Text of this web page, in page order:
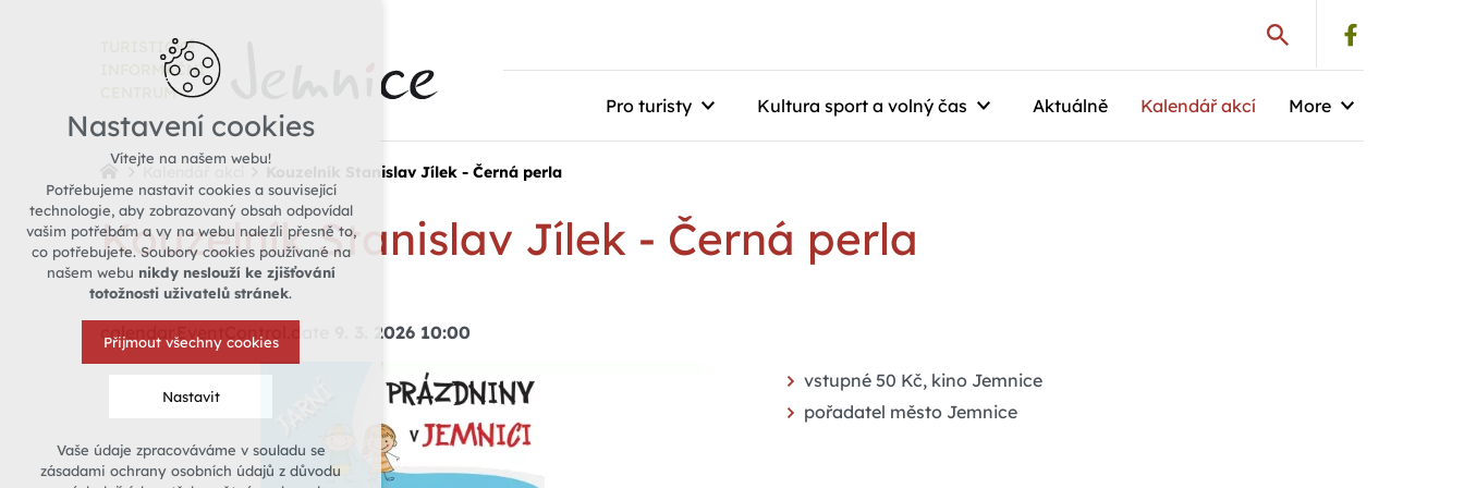
TURISTICKÉ
INFORMAČNÍ
CENTRUM
Pro turisty Kultura sport a volný čas Aktuálně Kalendář akcí More
Kouzelník Stanislav Jílek - Černá perla
Kouzelník Stanislav Jílek - Černá perla
calendar.EventControl.date 9. 3. 2026 10:00
vstupné 50 Kč, kino Jemnice
pořadatel město Jemnice
Nastavení cookies
Vítejte na našem webu!
Potřebujeme nastavit cookies a související
technologie, aby zobrazovaný obsah odpovídal
vašim potřebám a vy na webu nalezli přesně to,
co potřebujete. Soubory cookies používané na
našem webu nikdy neslouží ke zjišťování
totožnosti uživatelů stránek.
Přijmout všechny cookies
Nastavit
Technická cookies
Vaše údaje zpracováváme v souladu se
zásadami ochrany osobních údajů z důvodu